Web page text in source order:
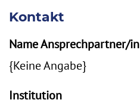
Kontakt
Name Ansprechpartner/in
{Keine Angabe}
Institution